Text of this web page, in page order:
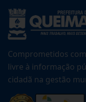
Comprometidos
livre à informação
cidadã na gestão